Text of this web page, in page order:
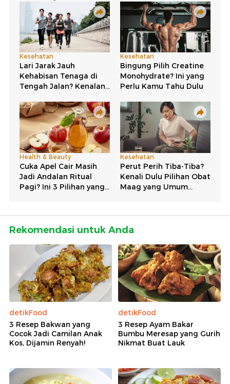
Rekomendasi untuk Anda
detikFood
3 Resep Bakwan yang
Cocok Jadi Camilan Anak
Kos, Dijamin Renyah!
detikFood
3 Resep Ayam Bakar
Bumbu Meresap yang Gurih
Nikmat Buat Lauk